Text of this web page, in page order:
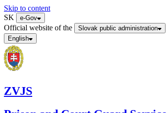
Skip to content
SK
e-Gov
Official website of the
Slovak public administration
English
ZVJS